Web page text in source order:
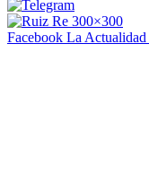
Facebook La Actualidad